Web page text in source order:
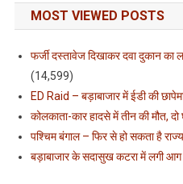
MOST VIEWED POSTS
फर्जी दस्तावेज दिखाकर दवा दुकान का
(14,599)
ED Raid – बड़ाबाजार में ईडी की
कोलकाता-कार हादसे में तीन की मौत,
पश्चिम बंगाल – फिर से हो सकता है
बड़ाबाजार के सदासुख कटरा में लगी आग